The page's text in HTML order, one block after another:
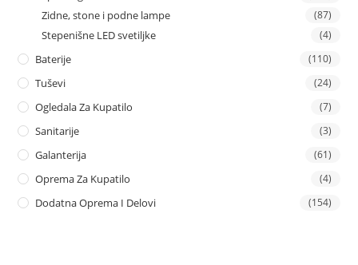
Zidne, stone i podne lampe (87)
Stepenišne LED svetiljke (4)
Baterije (110)
Tuševi (24)
Ogledala Za Kupatilo (7)
Sanitarije (3)
Galanterija (61)
Oprema Za Kupatilo (4)
Dodatna Oprema I Delovi (154)